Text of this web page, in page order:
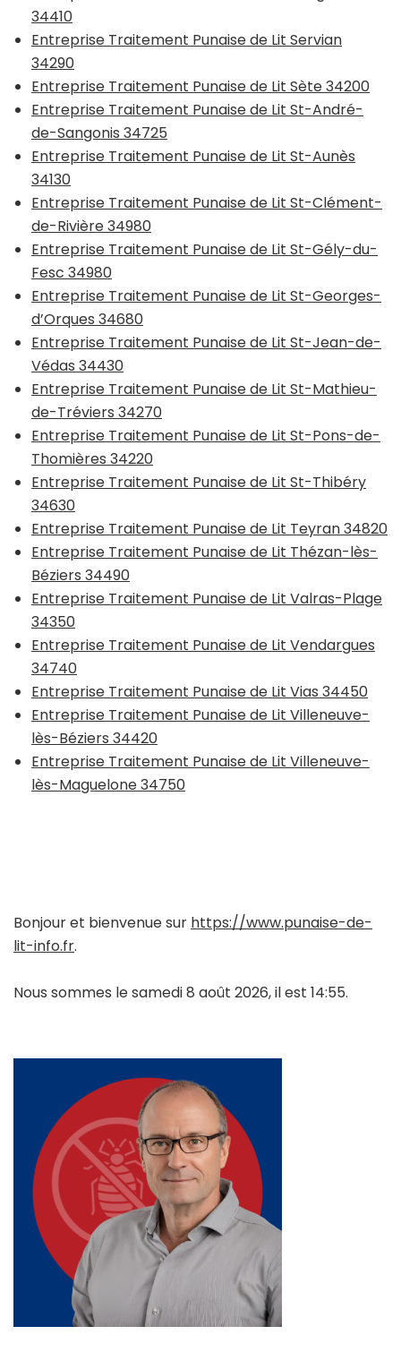
34410
Entreprise Traitement Punaise de Lit Servian
34290
Entreprise Traitement Punaise de Lit Sète 34200
Entreprise Traitement Punaise de Lit St-André-
de-Sangonis 34725
Entreprise Traitement Punaise de Lit St-Aunès
34130
Entreprise Traitement Punaise de Lit St-Clément-
de-Rivière 34980
Entreprise Traitement Punaise de Lit St-Gély-du-
Fesc 34980
Entreprise Traitement Punaise de Lit St-Georges-
d’Orques 34680
Entreprise Traitement Punaise de Lit St-Jean-de-
Védas 34430
Entreprise Traitement Punaise de Lit St-Mathieu-
de-Tréviers 34270
Entreprise Traitement Punaise de Lit St-Pons-de-
Thomières 34220
Entreprise Traitement Punaise de Lit St-Thibéry
34630
Entreprise Traitement Punaise de Lit Teyran 34820
Entreprise Traitement Punaise de Lit Thézan-lès-
Béziers 34490
Entreprise Traitement Punaise de Lit Valras-Plage
34350
Entreprise Traitement Punaise de Lit Vendargues
34740
Entreprise Traitement Punaise de Lit Vias 34450
Entreprise Traitement Punaise de Lit Villeneuve-
lès-Béziers 34420
Entreprise Traitement Punaise de Lit Villeneuve-
lès-Maguelone 34750
Bonjour et bienvenue sur https://www.punaise-de-
lit-info.fr.
Nous sommes le samedi 8 août 2026, il est 14:55.